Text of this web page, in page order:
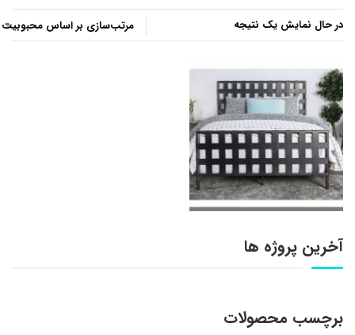
در حال نمایش یک نتیجه
آخرین پروژه ها
برچسب محصولات